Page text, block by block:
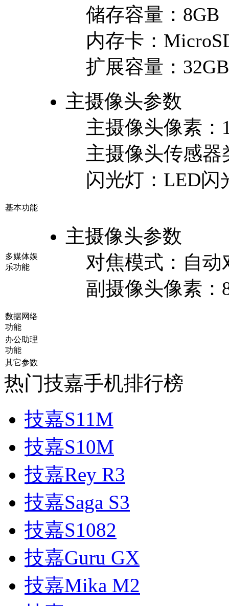
储存容量： 8GB
内存卡：
扩展容量： 32GB
主摄像头参数
主摄像头像素：
主摄像头传感器
闪光灯： LED闪
基本功能
多媒体娱
乐功能
主摄像头参数
对焦模式： 自动
副摄像头像素：
数据网络
功能
办公助理
功能
其它参数
热门技嘉手机排行榜
技嘉S11M
技嘉S10M
技嘉Rey R3
技嘉Saga S3
技嘉S1082
技嘉Guru GX
技嘉Mika M2